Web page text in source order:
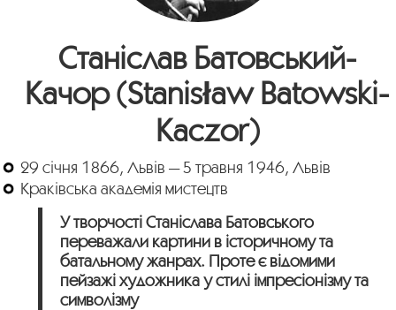
Станіслав Батовський-
Качор (Stanisław Batowski-
Kaczor)
29 січня 1866, Львів — 5 травня 1946, Львів
Краківська академія мистецтв
У творчості Станіслава Батовського
переважали картини в історичному та
батальному жанрах. Проте є відомими
пейзажі художника у стилі імпресіонізму та
символізму